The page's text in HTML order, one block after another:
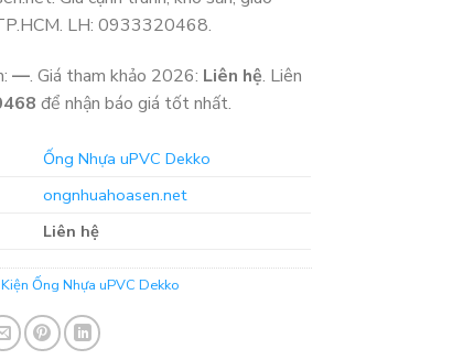
LH: 0933320468.
—. Giá tham khảo 2026: Liên hệ. Liên
để nhận báo giá tốt nhất.
Ống Nhựa uPVC Dekko
ongnhuahoasen.net
Liên hệ
Ống Nhựa uPVC Dekko